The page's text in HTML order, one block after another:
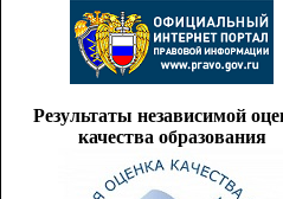
Результаты независимой
качества образования